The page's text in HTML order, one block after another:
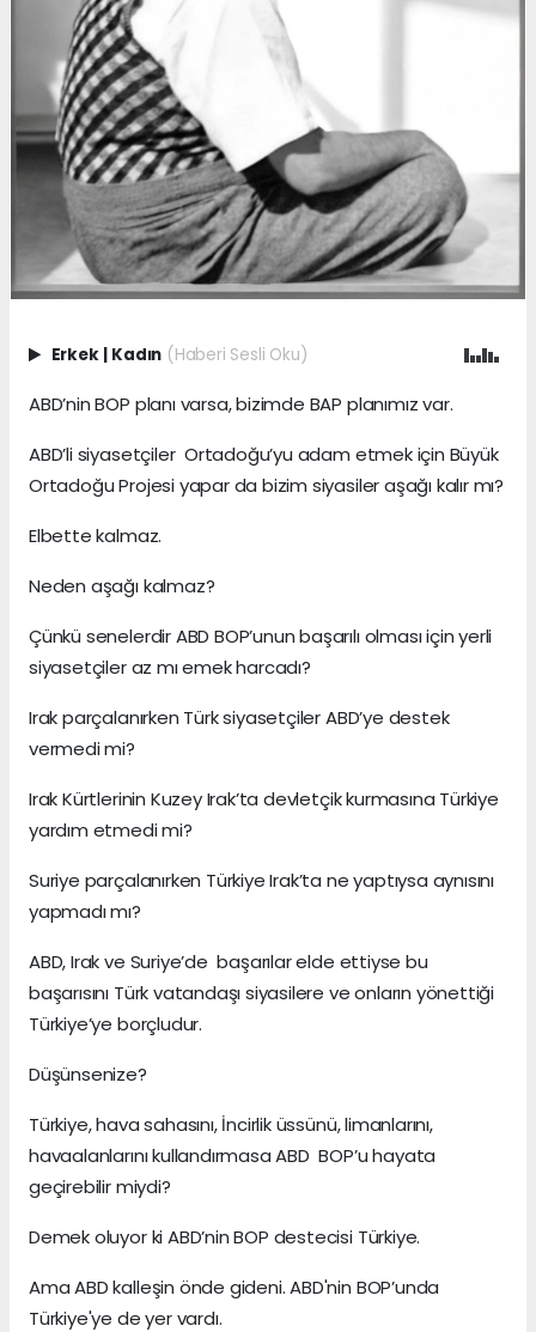
Erkek | Kadın (Haberi Sesli Oku)
ABD’nin BOP planı varsa, bizimde BAP planımız var.
ABD’li siyasetçiler Ortadoğu’yu adam etmek için Büyük
Ortadoğu Projesi yapar da bizim siyasiler aşağı kalır mı?
Elbette kalmaz.
Neden aşağı kalmaz?
Çünkü senelerdir ABD BOP’unun başarılı olması için yerli
siyasetçiler az mı emek harcadı?
Irak parçalanırken Türk siyasetçiler ABD’ye destek
vermedi mi?
Irak Kürtlerinin Kuzey Irak’ta devletçik kurmasına Türkiye
yardım etmedi mi?
Suriye parçalanırken Türkiye Irak’ta ne yaptıysa aynısını
yapmadı mı?
ABD, Irak ve Suriye’de başarılar elde ettiyse bu
başarısını Türk vatandaşı siyasilere ve onların yönettiği
Türkiye’ye borçludur.
Düşünsenize?
Türkiye, hava sahasını, İncirlik üssünü, limanlarını,
havaalanlarını kullandırmasa ABD BOP’u hayata
geçirebilir miydi?
Demek oluyor ki ABD’nin BOP destecisi Türkiye.
Ama ABD kalleşin önde gideni. ABD'nin BOP’unda
Türkiye'ye de yer vardı.